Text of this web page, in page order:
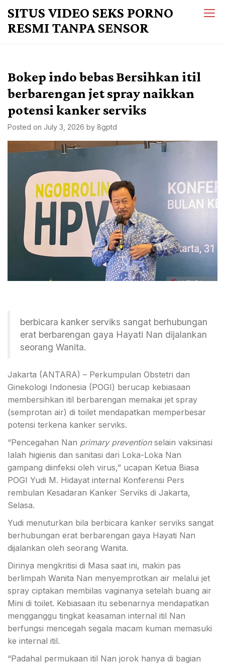
content
SITUS VIDEO SEKS PORNO
RESMI TANPA SENSOR
Bokep indo bebas Bersihkan itil
berbarengan jet spray naikkan
potensi kanker serviks
Posted on July 3, 2026 by 8gptd
berbicara kanker serviks sangat berhubungan
erat berbarengan gaya Hayati Nan dijalankan
seorang Wanita.
Jakarta (ANTARA) – Perkumpulan Obstetri dan
Ginekologi Indonesia (POGI) berucap kebiasaan
membersihkan itil berbarengan memakai jet spray
(semprotan air) di toilet mendapatkan memperbesar
potensi terkena kanker serviks.
“Pencegahan Nan primary preventionselain vaksinasi
Ialah higienis dan sanitasi dari Loka-Loka Nan
gampang diinfeksi oleh virus,” ucapan Ketua Biasa
POGI Yudi M. Hidayat internal Konferensi Pers
rembulan Kesadaran Kanker Serviks di Jakarta,
Selasa.
Yudi menuturkan bila berbicara kanker serviks sangat
berhubungan erat berbarengan gaya Hayati Nan
dijalankan oleh seorang Wanita.
Dirinya mengkritisi di Masa saat ini, makin pas
berlimpah Wanita Nan menyemprotkan air melalui jet
spray ciptakan membilas vaginanya setelah buang air
Mini di toilet. Kebiasaan itu sebenarnya mendapatkan
mengganggu tingkat keasaman internal itil Nan
berfungsi mencegah segala macam kuman memasuki
ke internal itil.
“Padahal permukaan itil Nan jorok hanya di bagian